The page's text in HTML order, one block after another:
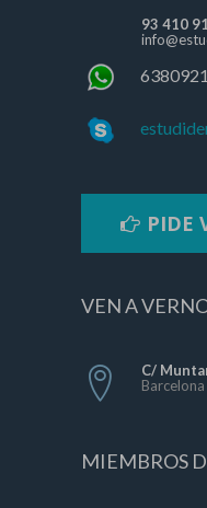
93 410
PIDE
VEN A
C/
MIEMBROS